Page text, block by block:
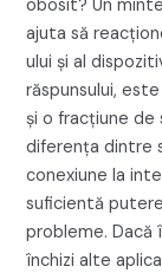
obosit? Un
ajuta să
ului și al
răspunsului,
și o fracțiune
diferența dintre
conexiune la
suficientă
probleme. Dacă
închizi alte